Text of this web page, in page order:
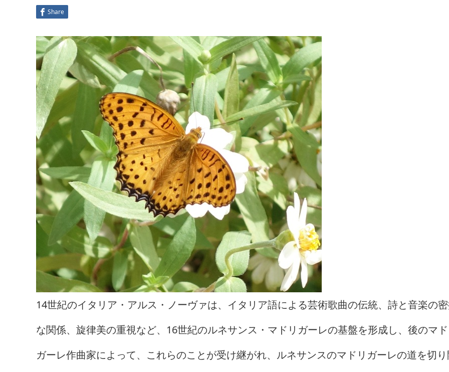
Share
14世紀のイタリア・アルス・ノーヴァは、イタリア語による芸術歌曲の伝統、詩と音楽の
な関係、旋律美の重視など、16世紀のルネサンス・マドリガーレの基盤を形成し、後のマ
ガーレ作曲家によって、これらのことが受け継がれ、ルネサンスのマドリガーレの道を切